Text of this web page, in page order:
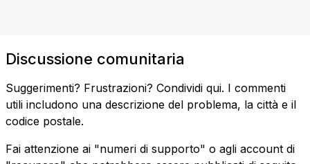
Discussione comunitaria
Suggerimenti? Frustrazioni? Condividi qui. I commenti
utili includono una descrizione del problema, la città e il
codice postale.
Fai attenzione ai "numeri di supporto" o agli account di